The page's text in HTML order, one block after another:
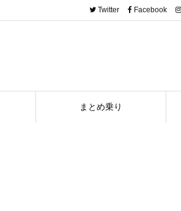
まとめ乗り
Twitter Facebook